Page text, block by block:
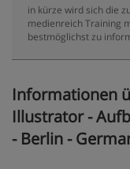
in kürze wird sich die
medienreich Training
bestmöglichst zu
Informationen
Illustrator -
- Berlin -